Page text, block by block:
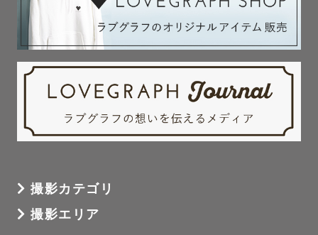
撮影カテゴリ
撮影エリア